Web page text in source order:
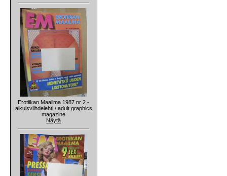
Erotiikan Maailma 1987 nr 2 -
aikuisviihdelehti / adult graphics
magazine
Näytä